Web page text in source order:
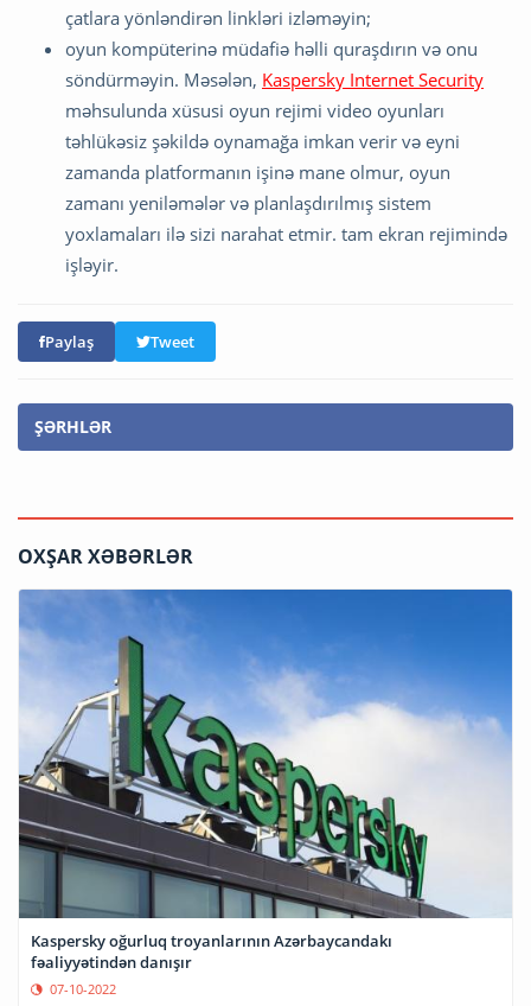
çatlara yönləndirən linkləri izləməyin;
oyun kompüterinə müdafiə həlli quraşdırın və onu
söndürməyin. Məsələn, Kaspersky Internet Security
məhsulunda xüsusi oyun rejimi video oyunları
təhlükəsiz şəkildə oynamağa imkan verir və eyni
zamanda platformanın işinə mane olmur, oyun
zamanı yeniləmələr və planlaşdırılmış sistem
yoxlamaları ilə sizi narahat etmir. tam ekran rejimində
işləyir.
Paylaş Tweet
ŞƏRHLƏR
OXŞAR XƏBƏRLƏR
Kaspersky oğurluq troyanlarının Azərbaycandakı
fəaliyyətindən danışır
07-10-2022